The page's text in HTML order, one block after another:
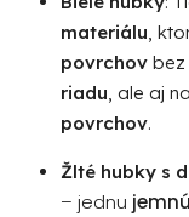
materiálu ,
povrchov bez
riadu , ale aj na
povrchov.
Žlté hubky s
– jednu